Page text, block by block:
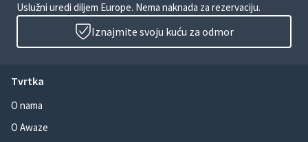
Uslužni uredi diljem Europe. Nema naknada za rezervaciju.
Iznajmite svoju kuću za odmor
Tvrtka
O nama
O Awaze